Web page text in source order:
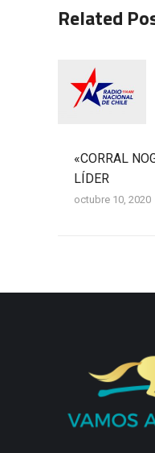
Related
«CORRAL
LÍDER
octubre 10, 2020